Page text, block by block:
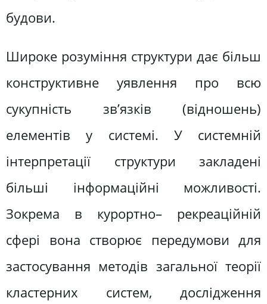
будови.
Широке розуміння структури дає більш
конструктивне уявлення про всю
сукупність зв’язків (відношень)
елементів у системі. У системній
інтерпретації структури закладені
більші інформаційні можливості.
Зокрема в курортно– рекреаційній
сфері вона створює передумови для
застосування методів загальної теорії
кластерних систем, дослідження